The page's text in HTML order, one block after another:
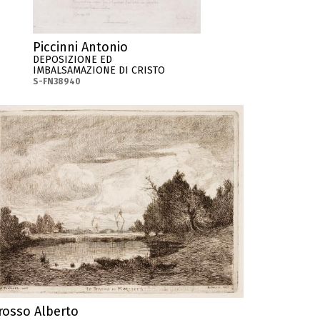
Piccinni Antonio
DEPOSIZIONE ED
IMBALSAMAZIONE DI CRISTO
S-FN38940
Alberto